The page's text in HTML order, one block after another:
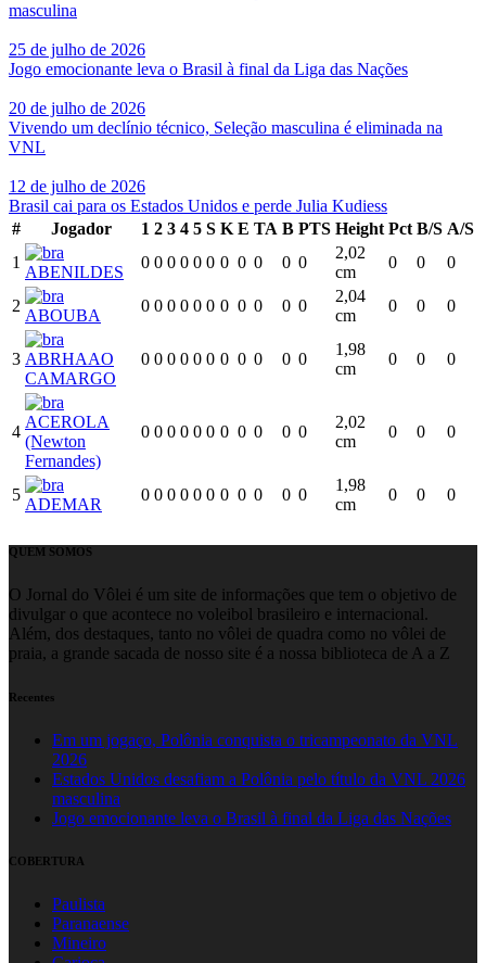
masculina
25 de julho de 2026
Jogo emocionante leva o Brasil à final da Liga das Nações
20 de julho de 2026
Vivendo um declínio técnico, Seleção masculina é eliminada na
VNL
12 de julho de 2026
Brasil cai para os Estados Unidos e perde Julia Kudiess
#
Jogador 1 2 3 4 5 S K E TA B PTS Height Pct B/S A/S
1
ABENILDES
0 0 0 0 0 0 0 0 0 0 0
2,02
cm
0 0 0
2
ABOUBA
0 0 0 0 0 0 0 0 0 0 0
2,04
cm
0 0 0
3 ABRHAAO
CAMARGO
0 0 0 0 0 0 0 0 0 0 0
1,98
cm
0 0 0
4
ACEROLA
(Newton
Fernandes)
0 0 0 0 0 0 0 0 0 0 0
2,02
cm
0 0 0
5
ADEMAR
0 0 0 0 0 0 0 0 0 0 0
1,98
cm
0 0 0
QUEM SOMOS
O Jornal do Vôlei é um site de informações que tem o objetivo de
divulgar o que acontece no voleibol brasileiro e internacional.
Além, dos destaques, tanto no vôlei de quadra como no vôlei de
praia, a grande sacada de nosso site é a nossa biblioteca de A a Z
Recentes
Em um jogaço, Polônia conquista o tricampeonato da VNL
2026
Estados Unidos desafiam a Polônia pelo título da VNL 2026
masculina
Jogo emocionante leva o Brasil à final da Liga das Nações
COBERTURA
Paulista
Paranaense
Mineiro